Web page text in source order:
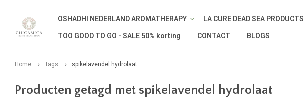
OSHADHI NEDERLAND AROMATHERAPY LA CURE DEAD SEA PRODUCTS
TOO GOOD TO GO - SALE 50% korting CONTACT BLOGS
Home Tags spikelavendel hydrolaat
Producten getagd met spikelavendel hydrolaat